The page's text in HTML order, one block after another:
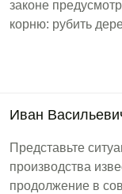
законе
корню: рубить
Иван
Представьте
производства
продолжение в